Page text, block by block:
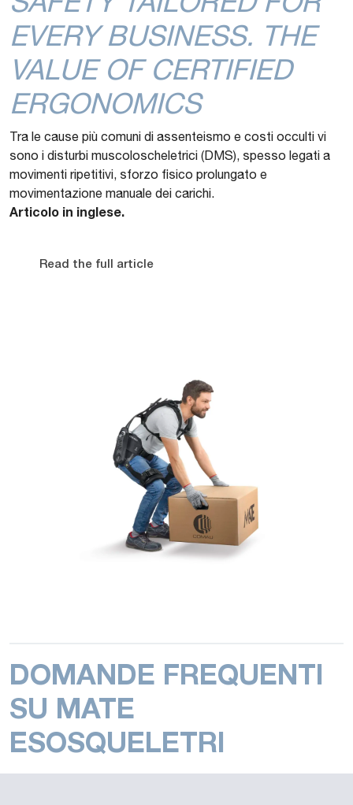
EVERY BUSINESS. THE
VALUE OF CERTIFIED
ERGONOMICS
Tra le cause più comuni di assenteismo e costi occulti vi
sono i disturbi muscoloscheletrici (DMS), spesso legati a
movimenti ripetitivi, sforzo fisico prolungato e
movimentazione manuale dei carichi.
Articolo in inglese.
Read the full article
DOMANDE FREQUENTI
SU MATE
ESOSQUELETRI